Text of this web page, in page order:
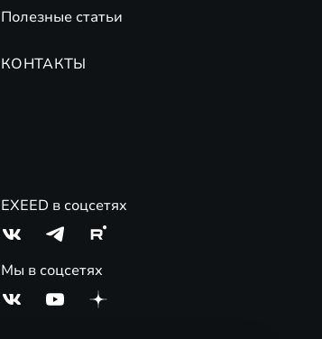
Полезные статьи
КОНТАКТЫ
EXEED в соцсетях
Мы в соцсетях